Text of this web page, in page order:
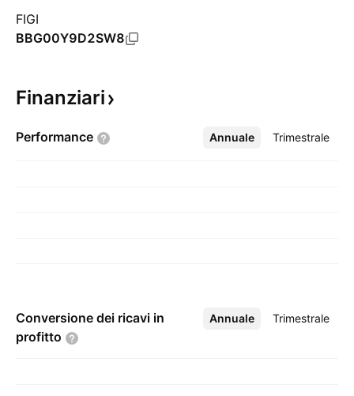
FIGI
BBG00Y9D2SW8
Finanziari
Performance Annuale Trimestrale
Altro
Conversione dei ricavi in
profitto
Annuale Trimestrale
Altro